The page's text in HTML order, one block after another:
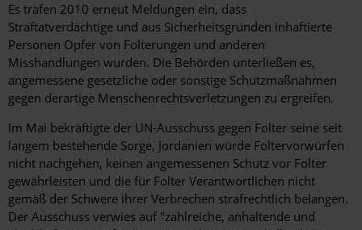
Es trafen 2010 erneut Meldungen ein, dass
Straftatverdächtige und aus Sicherheitsgründen inhaftierte
Personen Opfer von Folterungen und anderen
Misshandlungen wurden. Die Behörden unterließen es,
angemessene gesetzliche oder sonstige Schutzmaßnahmen
gegen derartige Menschenrechtsverletzungen zu ergreifen.
Im Mai bekräftigte der UN-Ausschuss gegen Folter seine seit
langem bestehende Sorge, Jordanien würde Foltervorwürfen
nicht nachgehen, keinen angemessenen Schutz vor Folter
gewährleisten und die für Folter Verantwortlichen nicht
gemäß der Schwere ihrer Verbrechen strafrechtlich belangen.
Der Ausschuss verwies auf "zahlreiche, anhaltende und